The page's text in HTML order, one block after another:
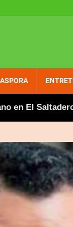
Saltadero